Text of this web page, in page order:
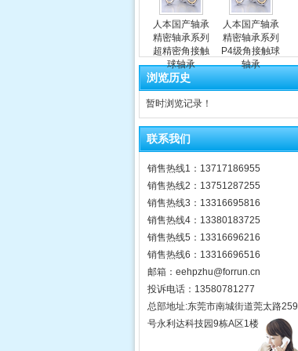
人本国产轴承
精密轴承系列
超精密角接触
球轴承
人本国产轴承
精密轴承系列
P4级角接触球
轴承
浏览历史
暂时浏览记录！
联系我们
销售热线1：13717186955
销售热线2：13751287255
销售热线3：13316695816
销售热线4：13380183725
销售热线5：13316696216
销售热线6：13316696516
邮箱：eehpzhu@for​run.cn
投诉电话：13580781277
总部地址:东莞市南城街道莞太路259
号永利达科技园9栋A区1楼